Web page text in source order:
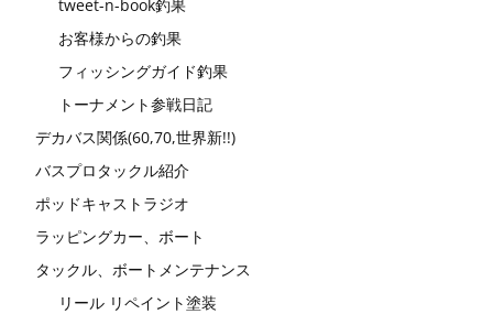
tweet-n-book釣果
お客様からの釣果
フィッシングガイド釣果
トーナメント参戦日記
デカバス関係(60,70,世界新!!)
バスプロタックル紹介
ポッドキャストラジオ
ラッピングカー、ボート
タックル、ボートメンテナンス
リール リペイント塗装